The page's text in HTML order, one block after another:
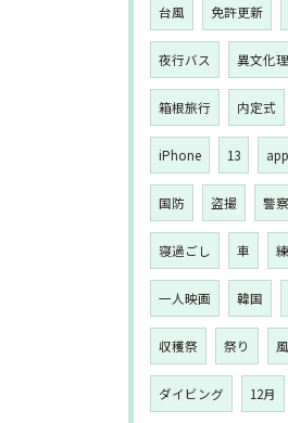
台風 免許更新
夜行バス 異文化
箱根旅行 内定式
iPhone 13
国防 盗撮 警察
寝過ごし 車
一人映画 韓国
収穫祭 祭り
ダイビング 12月